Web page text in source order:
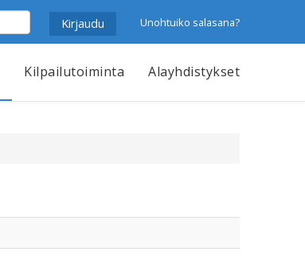
Unohtuiko salasana?
Kilpailutoiminta Alayhdistykset